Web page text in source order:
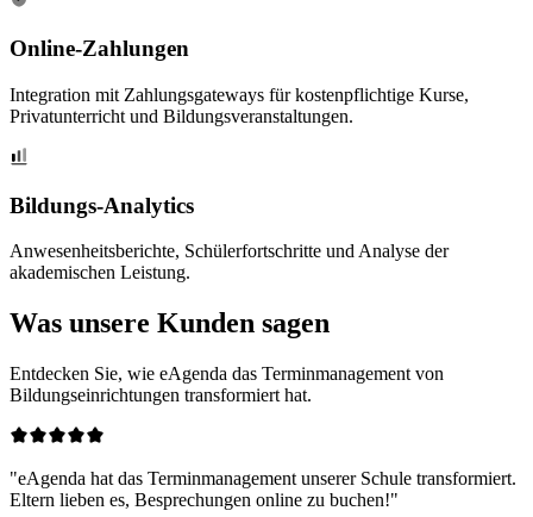
Online-Zahlungen
Integration mit Zahlungsgateways für kostenpflichtige Kurse,
Privatunterricht und Bildungsveranstaltungen.
Bildungs-Analytics
Anwesenheitsberichte, Schülerfortschritte und Analyse der
akademischen Leistung.
Was unsere Kunden sagen
Entdecken Sie, wie eAgenda das Terminmanagement von
Bildungseinrichtungen transformiert hat.
"eAgenda hat das Terminmanagement unserer Schule transformiert.
Eltern lieben es, Besprechungen online zu buchen!"